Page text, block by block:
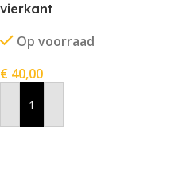
vierkant
Op voorraad
€ 40,00
In Winkelwagen